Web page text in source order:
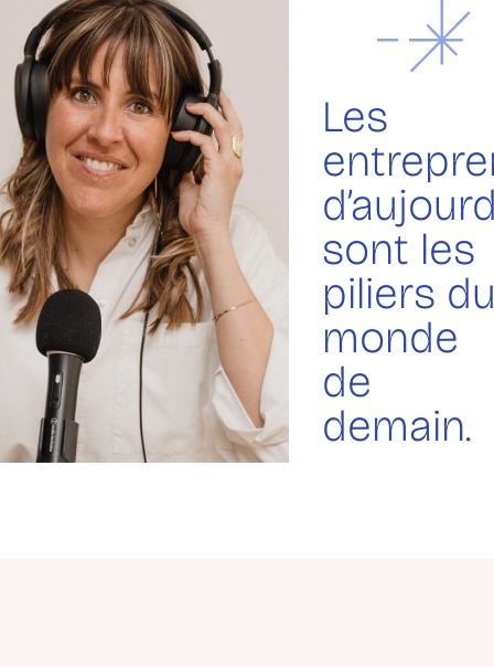
Les
sont les
piliers
monde
de
demain.